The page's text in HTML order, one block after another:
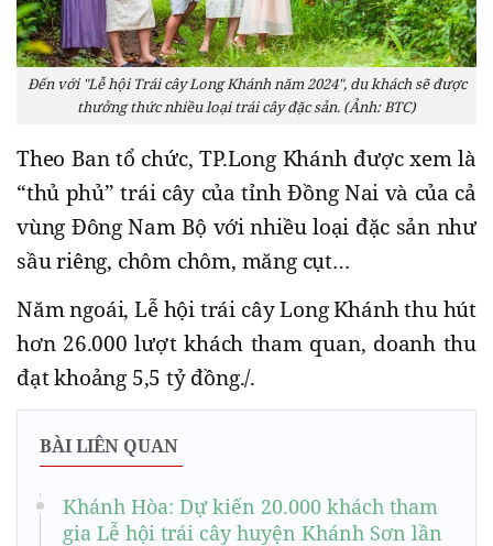
Đến với "Lễ hội Trái cây Long Khánh năm 2024", du khách sẽ được
thưởng thức nhiều loại trái cây đặc sản. (Ảnh: BTC)
Theo Ban tổ chức, TP.Long Khánh được xem là
“thủ phủ” trái cây của tỉnh Đồng Nai và của cả
vùng Đông Nam Bộ với nhiều loại đặc sản như
sầu riêng, chôm chôm, măng cụt…
Năm ngoái, Lễ hội trái cây Long Khánh thu hút
hơn 26.000 lượt khách tham quan, doanh thu
đạt khoảng 5,5 tỷ đồng./.
BÀI LIÊN QUAN
Khánh Hòa: Dự kiến 20.000 khách tham
gia Lễ hội trái cây huyện Khánh Sơn lần